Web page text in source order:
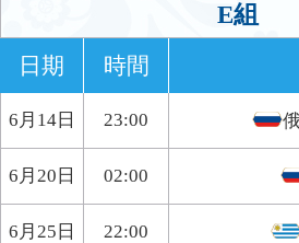
E組
日期 時間
6月14日 23:00
6月20日 02:00
6月25日 22:00